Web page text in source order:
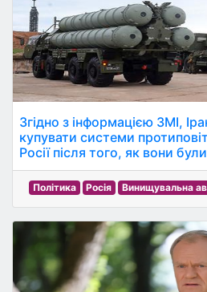
Згідно з інформацією ЗМІ,
купувати системи
Росії після того, як вони
Політика Росія Винищувальна